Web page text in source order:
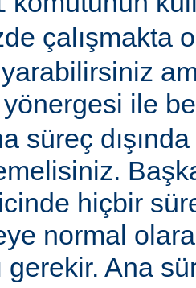
çalışmakta
yönergesi ile
süreç
hiçbir
normal
gerekir. Ana